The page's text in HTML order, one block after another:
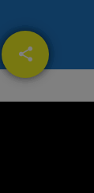
share
email